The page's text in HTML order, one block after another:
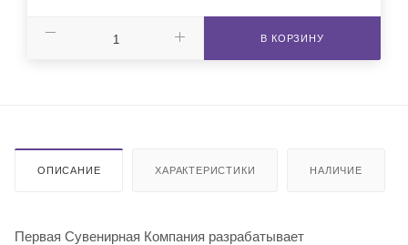
В КОРЗИНУ
ОПИСАНИЕ ХАРАКТЕРИСТИКИ НАЛИЧИЕ
Первая Сувенирная Компания разрабатывает